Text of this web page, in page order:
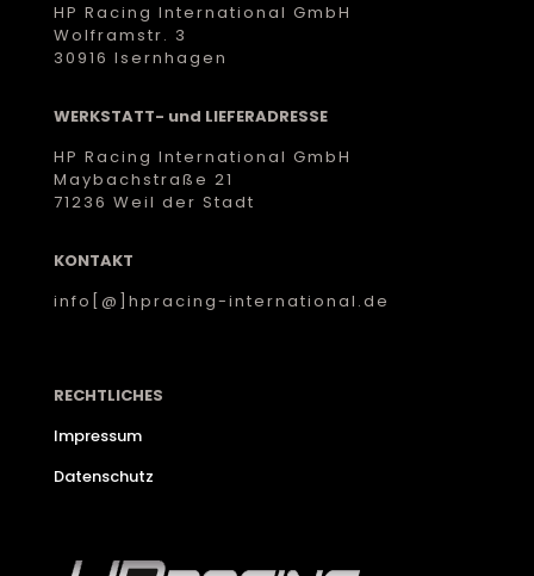
HP Racing International GmbH
Wolframstr. 3
30916 Isernhagen
WERKSTATT- und LIEFERADRESSE
HP Racing International GmbH
Maybachstraße 21
71236 Weil der Stadt
KONTAKT
info[@]hpracing-international.de
RECHTLICHES
Impressum
Datenschutz